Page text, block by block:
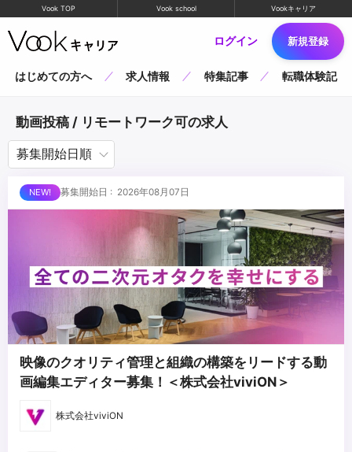
Vook TOP Vook school Vookキャリア
ログイン 新規登録
はじめての方へ 求人情報 特集記事 転職体験記
動画投稿 / リモートワーク可の求人
募集開始日 : 2026年08月07日
映像のクオリティ管理と組織の構築をリードする動
画編集エディター募集！＜株式会社viviON＞
株式会社viviON